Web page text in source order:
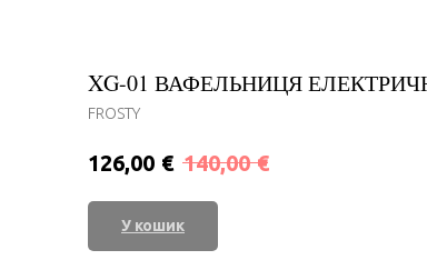
XG-01 ВАФЕЛЬНИЦЯ
FROSTY
126,00 € 140,00 €
У кошик